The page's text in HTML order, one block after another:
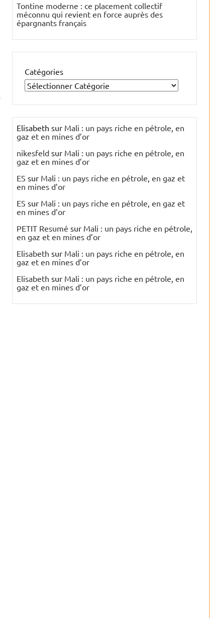
Tontine moderne : ce placement collectif
méconnu qui revient en force auprès des
épargnants français
Catégories
Elisabeth sur Mali : un pays riche en pétrole, en
gaz et en mines d’or
nikesfeld sur Mali : un pays riche en pétrole, en
gaz et en mines d’or
ES sur Mali : un pays riche en pétrole, en gaz et
en mines d’or
ES sur Mali : un pays riche en pétrole, en gaz et
en mines d’or
PETIT Resumé sur Mali : un pays riche en pétrole,
en gaz et en mines d’or
Elisabeth sur Mali : un pays riche en pétrole, en
gaz et en mines d’or
Elisabeth sur Mali : un pays riche en pétrole, en
gaz et en mines d’or